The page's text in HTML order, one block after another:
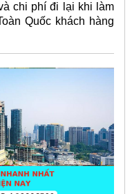
chi phí đi lại khi làm
Quốc khách hàng